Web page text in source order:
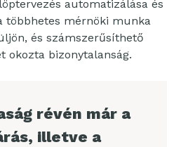
automatizálása és
többhetes mérnöki munka
és számszerűsíthető
okozta bizonytalanság.
révén már a
illetve a